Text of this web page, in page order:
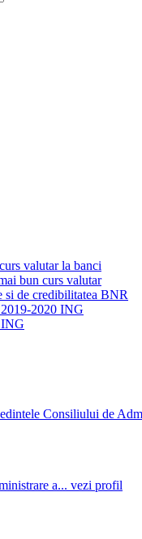
valutar la banci
bun curs valutar
si de credibilitatea BNR
2020 ING
ING
Consiliului de
a... vezi profil